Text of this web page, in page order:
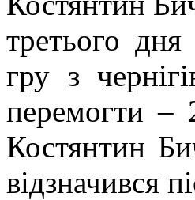
третього
гру з
перемогти –
Костянтин
відзначився